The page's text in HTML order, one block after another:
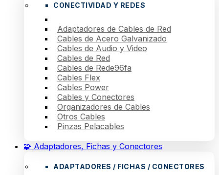
CONECTIVIDAD Y REDES
Adaptadores de Cables de Red
Cables de Acero Galvanizado
Cables de Audio y Video
Cables de Red
Cables de Rede96fa
Cables Flex
Cables Power
Cables y Conectores
Organizadores de Cables
Otros Cables
Pinzas Pelacables
🧩 Adaptadores, Fichas y Conectores
ADAPTADORES / FICHAS / CONECTORES